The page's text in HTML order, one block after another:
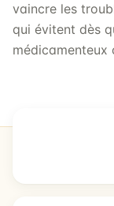
vaincre les
qui évitent dès
médicamenteux